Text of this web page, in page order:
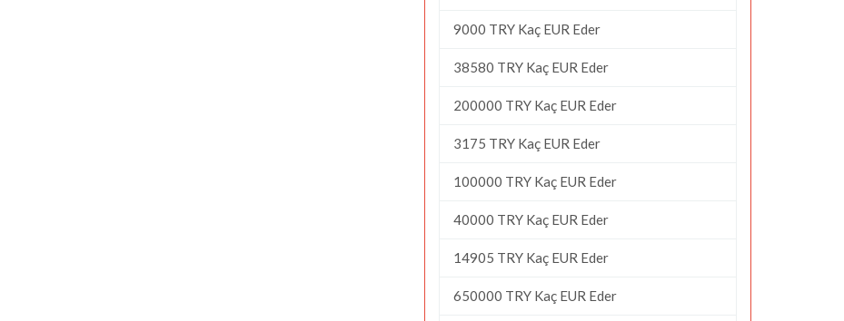
9000 TRY Kaç EUR Eder
38580 TRY Kaç EUR Eder
200000 TRY Kaç EUR Eder
3175 TRY Kaç EUR Eder
100000 TRY Kaç EUR Eder
40000 TRY Kaç EUR Eder
14905 TRY Kaç EUR Eder
650000 TRY Kaç EUR Eder